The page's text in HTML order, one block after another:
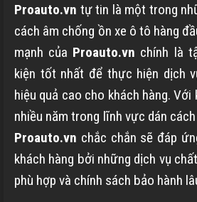
Proauto.vn tự tin là một trong
cách âm chống ồn xe ô tô hàng
mạnh của Proauto.vn chính là
kiện tốt nhất để thực hiện dịch
hiệu quả cao cho khách hàng. Với
nhiều năm trong lĩnh vực dán
Proauto.vn chắc chắn sẽ đáp
khách hàng bởi những dịch vụ
phù hợp và chính sách bảo hành